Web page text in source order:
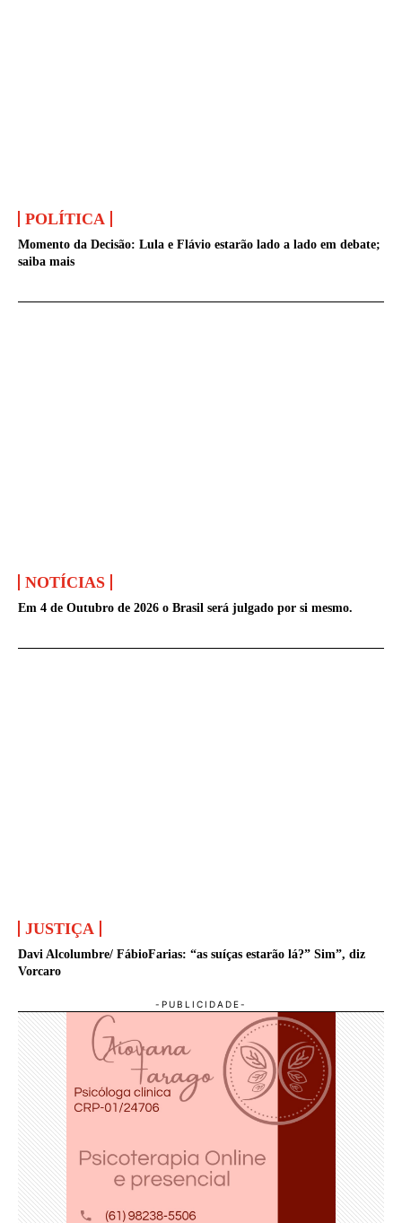
POLÍTICA
Momento da Decisão: Lula e Flávio estarão lado a lado em debate;
saiba mais
NOTÍCIAS
Em 4 de Outubro de 2026 o Brasil será julgado por si mesmo.
JUSTIÇA
Davi Alcolumbre/ FábioFarias: “as suíças estarão lá?” Sim”, diz
Vorcaro